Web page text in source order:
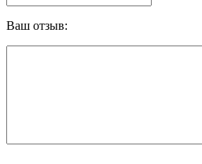
Ваш отзыв: